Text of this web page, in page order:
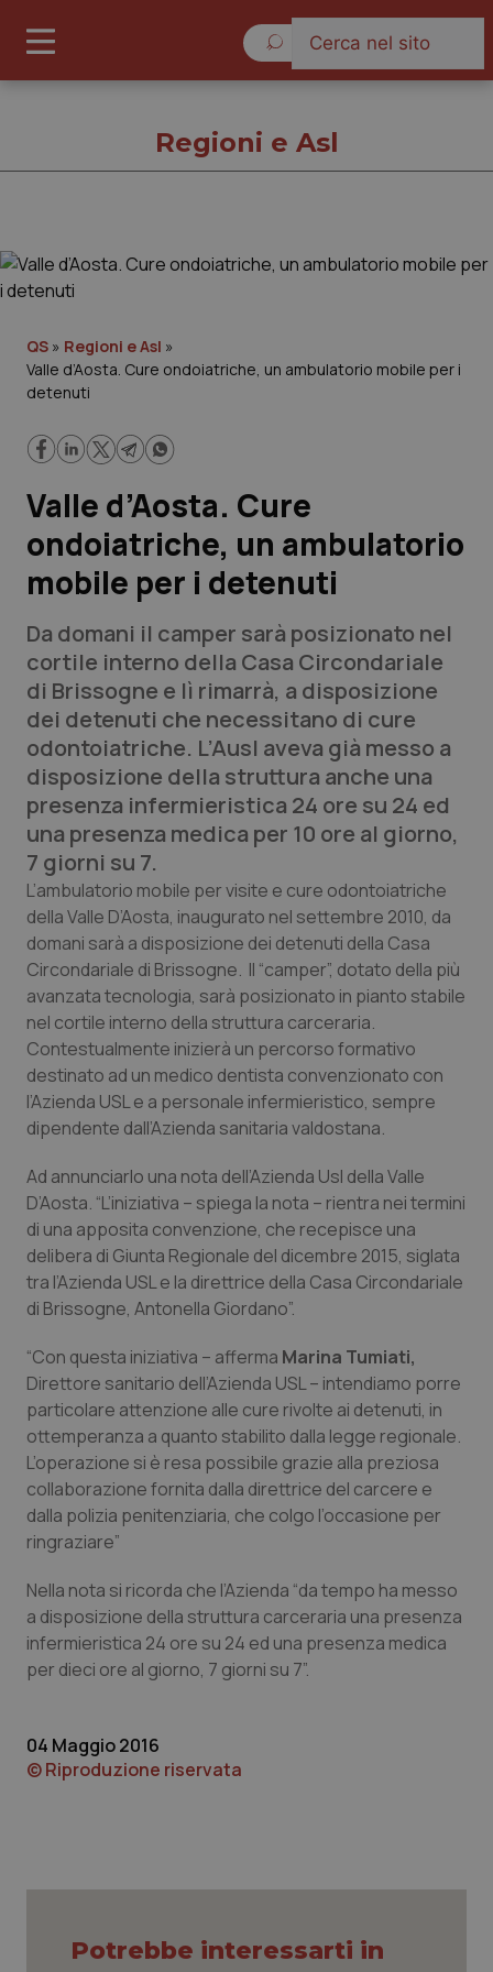
Governo e Parlamento
Regioni e Asl
Lavoro e Professioni
Scienza e Farmaci
Studi e Analisi
Lettere al direttore
Edizioni Regionali
QS Pro
Professionisti Sanitari.AI
Abruzzo
Basilicata
Calabria
Campania
Emilia-Romagna
Friuli Venezia Giulia
Lazio
Liguria
Lombardia
Marche
Molise
Piemonte
Provincia Autonoma di Trento
Sardegna
QS Pro Gold
Artrite & artrosi
Asma & BPCO
Car-T
Colesterolo & coronaropatie
Dermatite Atopica
Diabete & glucometri
Disturbi dell’umore
Dolore
Donna & Salute
Epatiti
HIV
Ipertensione & Scompenso
Malattie rare
Malattia di Crohn & Rettocolite Ulcerosa
QS Club Newsletter
Regioni e Asl
QS » Regioni e Asl »
Valle d’Aosta. Cure ondoiatriche, un ambulatorio mobile per i
detenuti
Valle d’Aosta. Cure
ondoiatriche, un ambulatorio
mobile per i detenuti
Da domani il camper sarà posizionato nel
cortile interno della Casa Circondariale
di Brissogne e lì rimarrà, a disposizione
dei detenuti che necessitano di cure
odontoiatriche. L’Ausl aveva già messo a
disposizione della struttura anche una
presenza infermieristica 24 ore su 24 ed
una presenza medica per 10 ore al giorno,
7 giorni su 7.
L’ambulatorio mobile per visite e cure odontoiatriche
della Valle D’Aosta, inaugurato nel settembre 2010, da
domani sarà a disposizione dei detenuti della Casa
Circondariale di Brissogne. Il “camper”, dotato della più
avanzata tecnologia, sarà posizionato in pianto stabile
nel cortile interno della struttura carceraria.
Contestualmente inizierà un percorso formativo
destinato ad un medico dentista convenzionato con
l’Azienda USL e a personale infermieristico, sempre
dipendente dall’Azienda sanitaria valdostana.
Ad annunciarlo una nota dell’Azienda Usl della Valle
D’Aosta. “L’iniziativa – spiega la nota – rientra nei termini
di una apposita convenzione, che recepisce una
delibera di Giunta Regionale del dicembre 2015, siglata
tra l’Azienda USL e la direttrice della Casa Circondariale
di Brissogne, Antonella Giordano”.
“Con questa iniziativa – afferma Marina Tumiati,
Direttore sanitario dell’Azienda USL – intendiamo porre
particolare attenzione alle cure rivolte ai detenuti, in
ottemperanza a quanto stabilito dalla legge regionale.
L’operazione si è resa possibile grazie alla preziosa
collaborazione fornita dalla direttrice del carcere e
dalla polizia penitenziaria, che colgo l’occasione per
ringraziare”
Nella nota si ricorda che l’Azienda “da tempo ha messo
a disposizione della struttura carceraria una presenza
infermieristica 24 ore su 24 ed una presenza medica
per dieci ore al giorno, 7 giorni su 7”.
04 Maggio 2016
© Riproduzione riservata
Potrebbe interessarti in